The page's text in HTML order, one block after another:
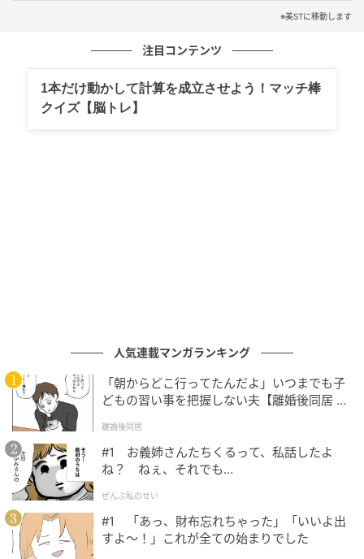
みの一つだと思っています。特にドラマでの言葉の伝
え方と、今回の舞台での伝え方は全然違うことになる
のではと思っていて。一つの言葉の裏にどれだけの意
味を乗せられるかも役者の仕事の一つだと思うので、
今回の舞台で役者としてすごく成長できるんじゃない
かなと個人的に期待していますし、頑張りたいです。
ドラマとの違いで言うと、２～３時間の舞台を1カ月か
けて稽古できるのはセリフ覚え的には楽なんですけれ
ど、セリフを全部覚えて何回もやっているからこそ、
※美STに移動します
注目コンテンツ
1本だけ動かして計算を成立させよう！マッチ棒
クイズ【脳トレ】
人気連載マンガランキング
「朝からどこ行ってたんだよ」いつまでも子
どもの習い事を把握しない夫【離婚後同居 Vo
離婚後同居
#1 お義姉さんたちくるって、私話したよ
ね？ ねぇ、それでも…
ぜんぶ私のせい
#1 「あっ、財布忘れちゃった」「いいよ出
すよ〜！」これが全ての始まりでした